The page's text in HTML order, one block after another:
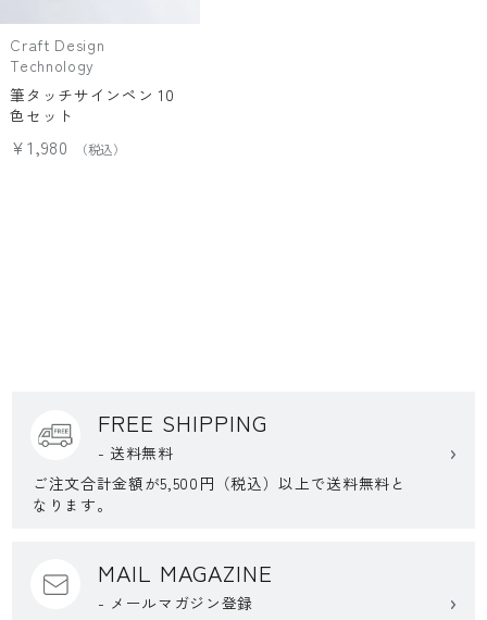
Craft Design
Technology
筆タッチサインペン 10
色セット
¥1,980
FREE SHIPPING
- 送料無料
ご注文合計金額が5,500円（税込）以上で送料無料と
なります。
MAIL MAGAZINE
- メールマガジン登録